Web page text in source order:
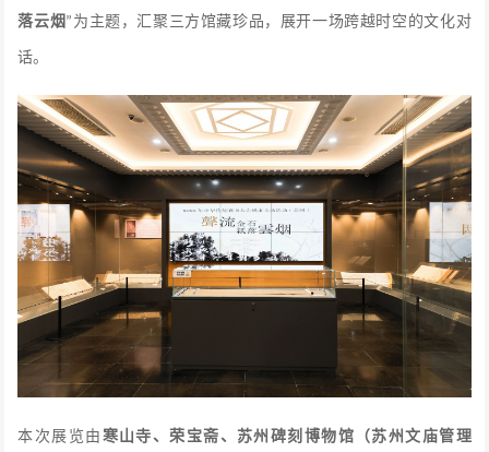
落云烟 ” 为主题，汇聚三方馆藏珍品，展开一场跨越时空的文化对
话。
本次展览由 寒山寺、荣宝斋、苏州碑刻博物馆（苏州文庙管理